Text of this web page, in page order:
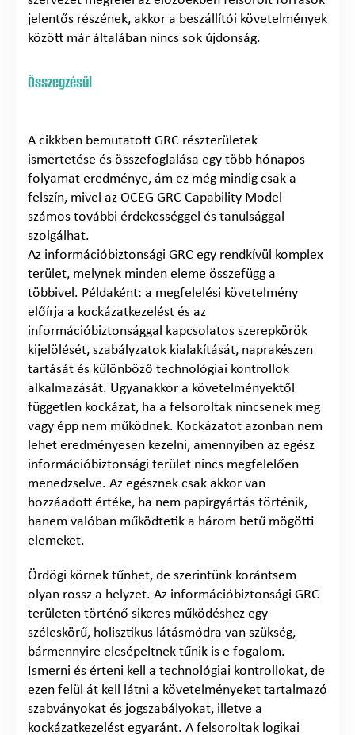
jelentős részének, akkor a beszállítói követelmények
között már általában nincs sok újdonság.
Összegzésül
A cikkben bemutatott GRC részterületek
ismertetése és összefoglalása egy több hónapos
folyamat eredménye, ám ez még mindig csak a
felszín, mivel az OCEG GRC Capability Model
számos további érdekességgel és tanulsággal
szolgálhat.
Az információbiztonsági GRC egy rendkívül komplex
terület, melynek minden eleme összefügg a
többivel. Példaként: a megfelelési követelmény
előírja a kockázatkezelést és az
információbiztonsággal kapcsolatos szerepkörök
kijelölését, szabályzatok kialakítását, naprakészen
tartását és különböző technológiai kontrollok
alkalmazását. Ugyanakkor a követelményektől
független kockázat, ha a felsoroltak nincsenek meg
vagy épp nem működnek. Kockázatot azonban nem
lehet eredményesen kezelni, amennyiben az egész
információbiztonsági terület nincs megfelelően
menedzselve. Az egésznek csak akkor van
hozzáadott értéke, ha nem papírgyártás történik,
hanem valóban működtetik a három betű mögötti
elemeket.
Ördögi körnek tűnhet, de szerintünk korántsem
olyan rossz a helyzet. Az információbiztonsági GRC
területen történő sikeres működéshez egy
széleskörű, holisztikus látásmódra van szükség,
bármennyire elcsépeltnek tűnik is e fogalom.
Ismerni és érteni kell a technológiai kontrollokat, de
ezen felül át kell látni a követelményeket tartalmazó
szabványokat és jogszabályokat, illetve a
kockázatkezelést egyaránt. A felsoroltak logikai